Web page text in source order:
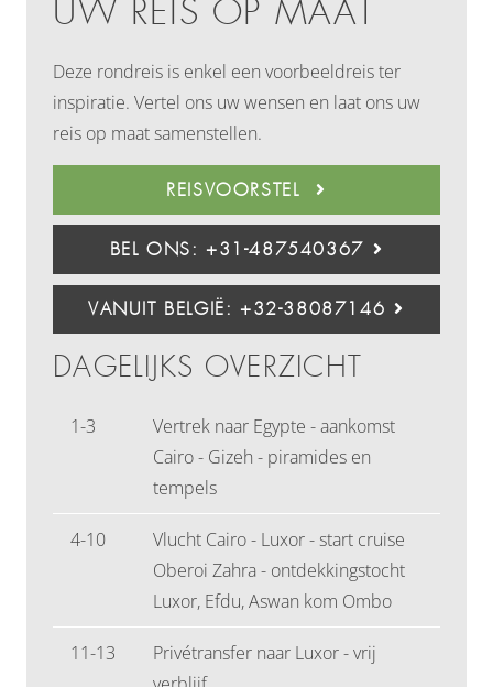
UW REIS OP MAAT
Deze rondreis is enkel een voorbeeldreis ter
inspiratie. Vertel ons uw wensen en laat ons uw
reis op maat samenstellen.
REISVOORSTEL
BEL ONS: +31-487540367
VANUIT BELGIË: +32-38087146
DAGELIJKS OVERZICHT
1-3
Vertrek naar Egypte - aankomst
Cairo - Gizeh - piramides en
tempels
4-10
Vlucht Cairo - Luxor - start cruise
Oberoi Zahra - ontdekkingstocht
Luxor, Efdu, Aswan kom Ombo
11-13
Privétransfer naar Luxor - vrij